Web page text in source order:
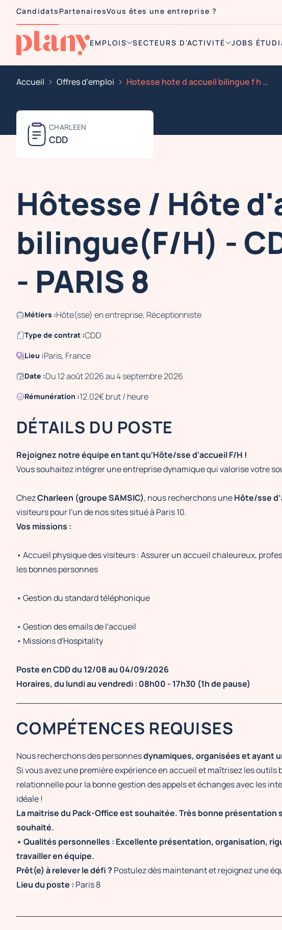
Candidats PartenairesVous êtes une entreprise ?
EMPLOIS SECTEURS D'ACTIVITÉ JOBS
Accueil Offres d'emploi Hotesse hote d accueil bilingue f h CDD 42 50h paris 8
CHARLEEN
CDD
Hôtesse / Hôte
bilingue(F/H) -
- PARIS 8
Métiers :Hôte(sse) en entreprise, Réceptionniste
Type de contrat :CDD
Lieu :Paris, France
Date :Du 12 août 2026 au 4 septembre 2026
Rémunération :12.02€ brut / heure
DÉTAILS DU POSTE
Rejoignez notre équipe en tant qu'Hôte/sse d'accueil F/H !
Vous souhaitez intégrer une entreprise dynamique qui valorise votre
ChezCharleen (groupe SAMSIC), nous recherchons uneHôte/sse
visiteurs pour l'un de nos sites situé à Paris 10.
Vos missions :
• Accueil physique des visiteurs : Assurer un accueil chaleureux,
les bonnes personnes
• Gestion du standard téléphonique
• Gestion des emails de l'accueil
• Missions d'Hospitality
Poste en CDD du 12/08 au 04/09/2026
Horaires, du lundi au vendredi : 08h00 - 17h30 (1h de pause)
COMPÉTENCES REQUISES
Nous recherchons des personnesdynamiques, organisées et ayant
Si vous avez une première expérience en accueil et maîtrisez les outils
relationnelle pour la bonne gestion des appels et échanges avec les
idéale !
La maitrise du Pack-Office est souhaitée. Très bonne présentation
souhaité.
• Qualités personnelles : Excellente présentation, organisation,
travailler en équipe.
Prêt(e) à relever le défi ? Postulez dès maintenant et rejoignez une
Lieu du poste : Paris 8